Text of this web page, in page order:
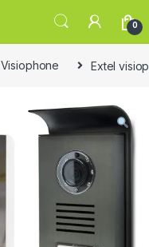
0
Visiophone Extel